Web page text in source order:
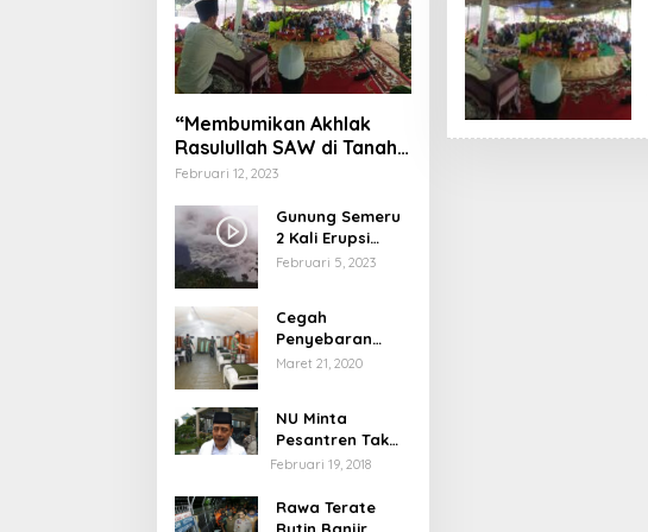
“Membumikan Akhlak
Rasulullah SAW di Tanah
Nusantara”
Februari 12, 2023
Gunung Semeru
2 Kali Erupsi
dengan Tinggi
Februari 5, 2023
Cegah
Penyebaran
Virus Corona,
Pelayanan
Maret 21, 2020
NU Minta
Pesantren Tak
Terprovokasi
Februari 19, 2018
Rawa Terate